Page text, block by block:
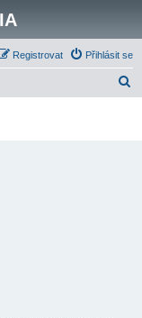
Přihlásit se
Registrovat